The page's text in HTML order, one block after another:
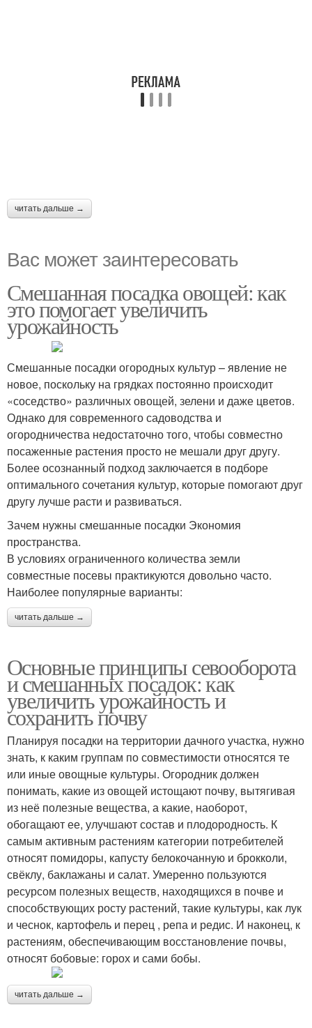
читать дальше →
Вас может заинтересовать
Смешанная посадка овощей: как
это помогает увеличить
урожайность
Смешанные посадки огородных культур – явление не
новое, поскольку на грядках постоянно происходит
«соседство» различных овощей, зелени и даже цветов.
Однако для современного садоводства и
огородничества недостаточно того, чтобы совместно
посаженные растения просто не мешали друг другу.
Более осознанный подход заключается в подборе
оптимального сочетания культур, которые помогают друг
другу лучше расти и развиваться.
Зачем нужны смешанные посадки Экономия
пространства.
В условиях ограниченного количества земли
совместные посевы практикуются довольно часто.
Наиболее популярные варианты:
читать дальше →
Основные принципы севооборота
и смешанных посадок: как
увеличить урожайность и
сохранить почву
Планируя посадки на территории дачного участка, нужно
знать, к каким группам по совместимости относятся те
или иные овощные культуры. Огородник должен
понимать, какие из овощей истощают почву, вытягивая
из неё полезные вещества, а какие, наоборот,
обогащают ее, улучшают состав и плодородность. К
самым активным растениям категории потребителей
относят помидоры, капусту белокочанную и брокколи,
свёклу, баклажаны и салат. Умеренно пользуются
ресурсом полезных веществ, находящихся в почве и
способствующих росту растений, такие культуры, как лук
и чеснок, картофель и перец , репа и редис. И наконец, к
растениям, обеспечивающим восстановление почвы,
относят бобовые: горох и сами бобы.
читать дальше →